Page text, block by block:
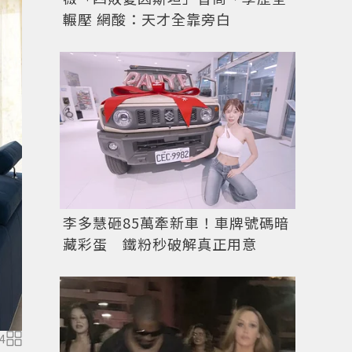
4
開門不對窗。圖／摘自pexels
輾壓 網酸：天才全靠旁白
李多慧砸85萬牽新車！車牌號碼暗
藏彩蛋 鐵粉秒破解真正用意